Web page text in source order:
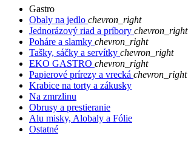
Gastro
Obaly na jedlo chevron_right
Jednorázový riad a príbory chevron_right
Poháre a slamky chevron_right
Tašky, sáčky a servítky chevron_right
EKO GASTRO chevron_right
Papierové prírezy a vrecká chevron_right
Krabice na torty a zákusky
Na zmrzlinu
Obrusy a prestieranie
Alu misky, Alobaly a Fólie
Ostatné